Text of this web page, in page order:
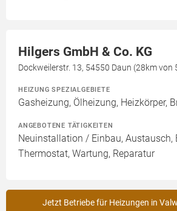
Hilgers GmbH & Co. KG
Dockweilerstr. 13, 54550 Daun (28km von
HEIZUNG SPEZIALGEBIETE
Gasheizung, Ölheizung, Heizkörper,
ANGEBOTENE TÄTIGKEITEN
Neuinstallation / Einbau, Austausch,
Thermostat, Wartung, Reparatur
Jetzt Betriebe für Heizungen in